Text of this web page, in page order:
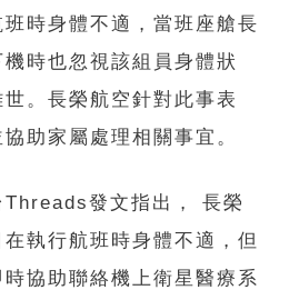
時身體不適，當班座艙長
時也忽視該組員身體狀
。長榮航空針對此事表
助家屬處理相關事宜。
發文指出， 長榮
執行航班時身體不適，但
協助聯絡機上衛星醫療系